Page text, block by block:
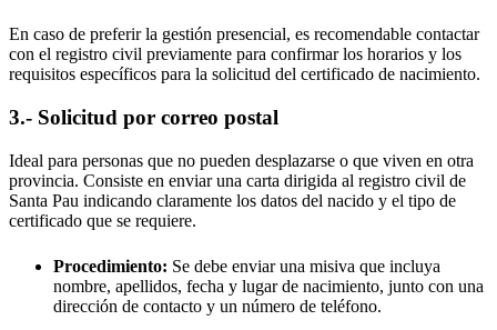
En caso de preferir la gestión presencial, es recomendable contactar
con el registro civil previamente para confirmar los horarios y los
requisitos específicos para la solicitud del certificado de nacimiento.
3.- Solicitud por correo postal
Ideal para personas que no pueden desplazarse o que viven en otra
provincia. Consiste en enviar una carta dirigida al registro civil de
Santa Pau indicando claramente los datos del nacido y el tipo de
certificado que se requiere.
Procedimiento: Se debe enviar una misiva que incluya
nombre, apellidos, fecha y lugar de nacimiento, junto con una
dirección de contacto y un número de teléfono.